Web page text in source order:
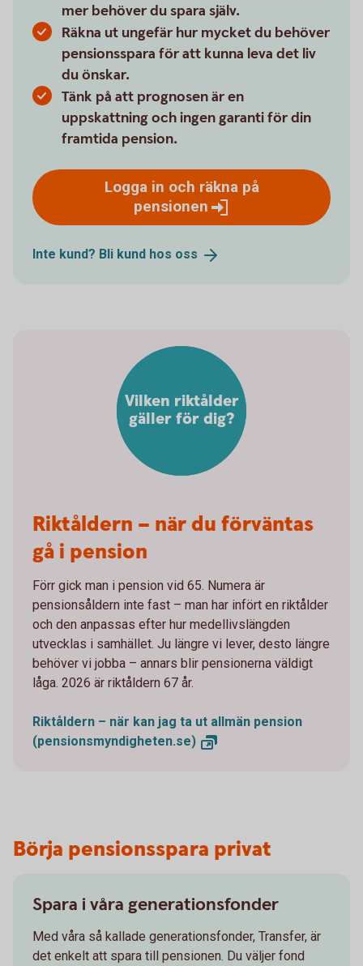
mer behöver du spara själv.
Räkna ut ungefär hur mycket du behöver
pensionsspara för att kunna leva det liv
du önskar.
Tänk på att prognosen är en
uppskattning och ingen garanti för din
framtida pension.
Logga in och räkna på
pensionen
Inte kund? Bli kund hos oss
Vilken riktålder
gäller för dig?
Riktåldern – när du förväntas
gå i pension
Förr gick man i pension vid 65. Numera är
pensionsåldern inte fast – man har infört en riktålder
och den anpassas efter hur medellivslängden
utvecklas i samhället. Ju längre vi lever, desto längre
behöver vi jobba – annars blir pensionerna väldigt
låga. 2026 är riktåldern 67 år.
Riktåldern – när kan jag ta ut allmän pension
(pensionsmyndigheten.se)
Börja pensionsspara privat
Spara i våra generationsfonder
Med våra så kallade generationsfonder, Transfer, är
det enkelt att spara till pensionen. Du väljer fond